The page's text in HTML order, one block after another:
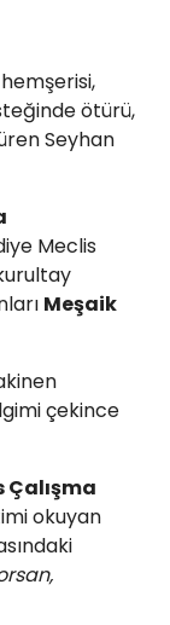
ötürü,
Seyhan
Meclis
Meşaik
çekince
Çalışma
okuyan